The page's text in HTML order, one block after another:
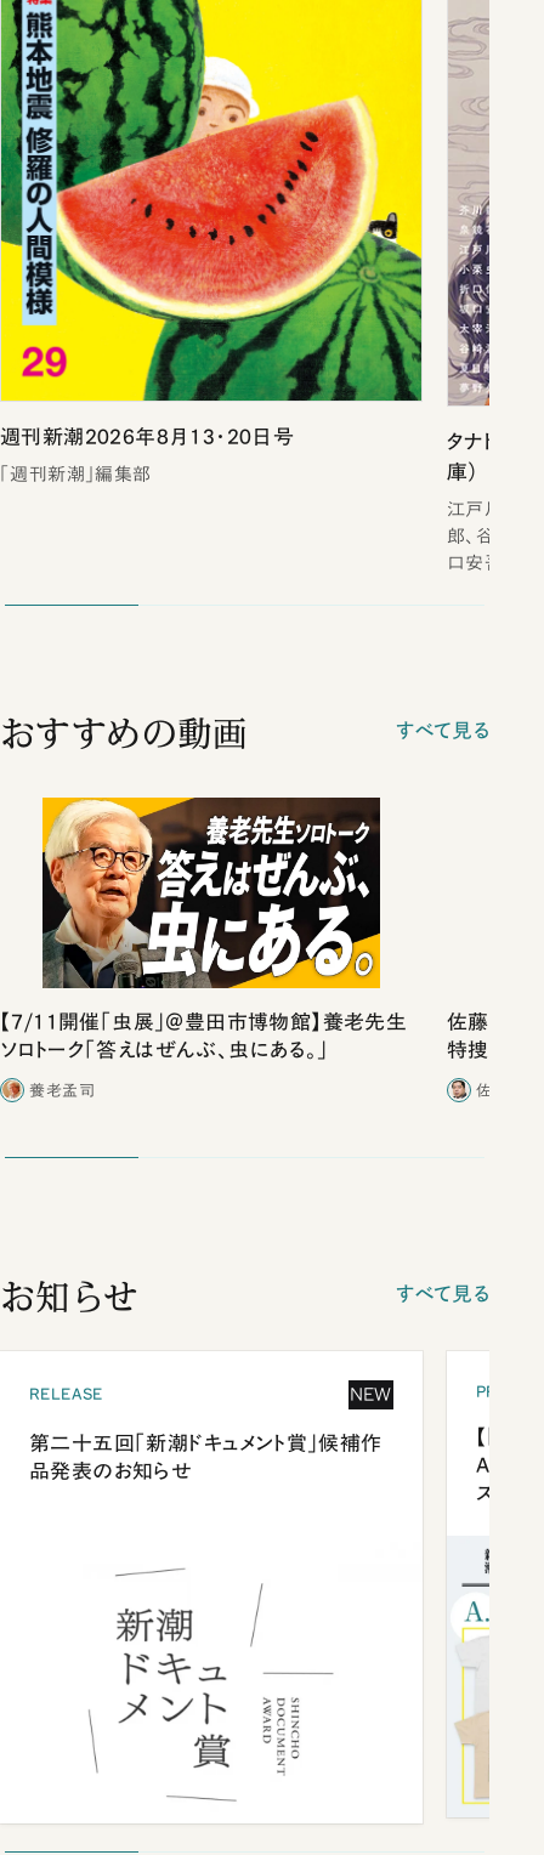
週刊新潮2026年8月13・20日号
「週刊新潮」編集部
タナトス
庫）
江戸川乱歩
郎、谷崎潤
口安吾
おすすめの動画 すべて見る
【7/11開催「虫展」＠豊田市博物館】養老先生
ソロトーク「答えはぜんぶ、虫にある。」
養老孟司
佐藤優vs
特捜取調
合ったこと
佐藤優
お知らせ すべて見る
RELEASE NEW
第二十五回「新潮ドキュメント賞」候補作
品発表のお知らせ
【「新
ズプレ